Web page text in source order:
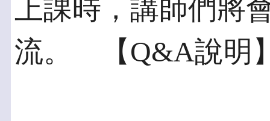
上課時，講師們將
流。 【Q&A說明